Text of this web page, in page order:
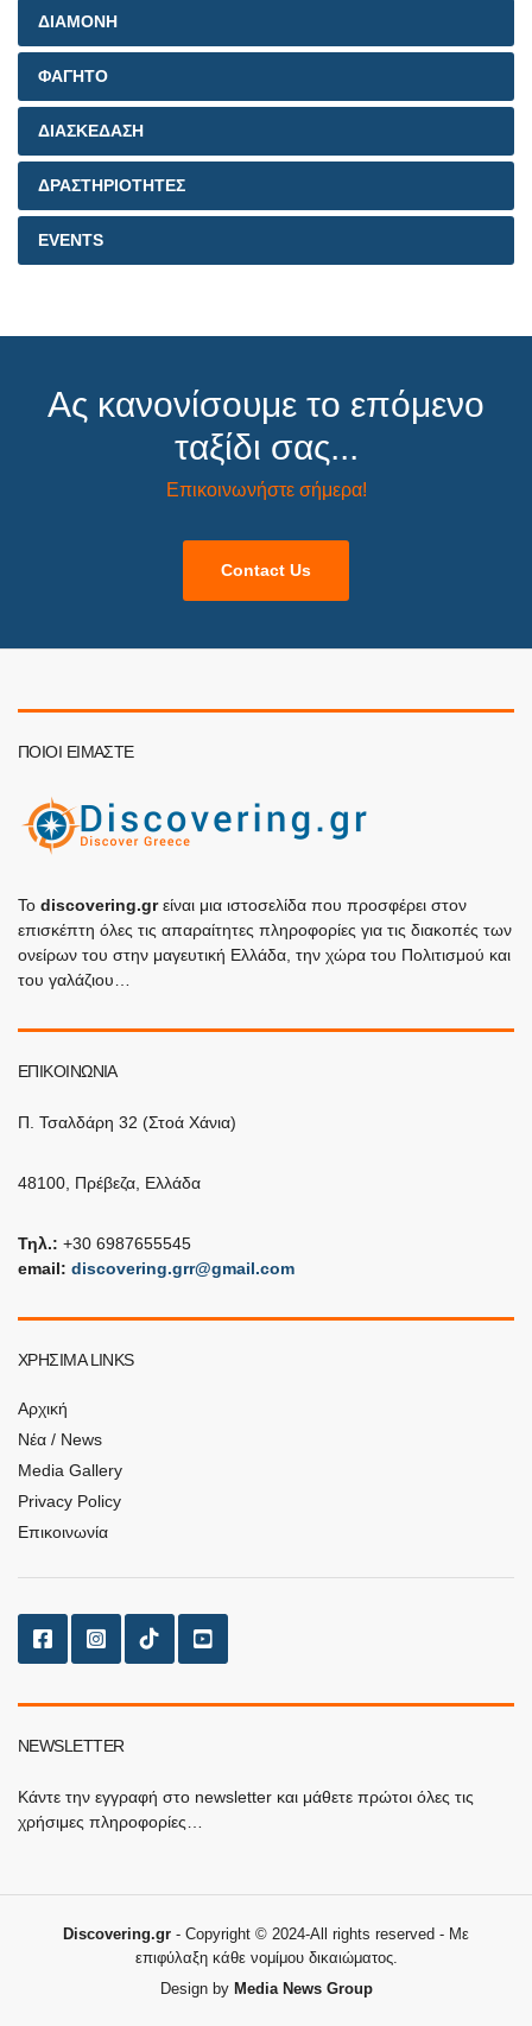
ΔΙΑΜΟΝΗ
ΦΑΓΗΤΟ
ΔΙΑΣΚΕΔΑΣΗ
ΔΡΑΣΤΗΡΙΟΤΗΤΕΣ
EVENTS
Ας κανονίσουμε το επόμενο
ταξίδι σας...
Επικοινωνήστε σήμερα!
Contact Us
ΠΟΙΟΙ ΕΊΜΑΣΤΕ
Το discovering.grείναι μια ιστοσελίδα που προσφέρει στον
επισκέπτη όλες τις απαραίτητες πληροφορίες για τις διακοπές των
ονείρων του στην μαγευτική Ελλάδα, την χώρα του Πολιτισμού και
του γαλάζιου…
ΕΠΙΚΟΙΝΩΝΊΑ
Π. Τσαλδάρη 32 (Στοά Χάνια)
48100, Πρέβεζα, Ελλάδα
Τηλ.: +30 6987655545
email: discovering.grr@gmail.com
ΧΡΉΣΙΜΑ LINKS
Αρχική
Νέα / News
Media Gallery
Privacy Policy
Επικοινωνία
NEWSLETTER
Κάντε την εγγραφή στο newsletter και μάθετε πρώτοι όλες τις
χρήσιμες πληροφορίες…
Discovering.gr - Copyright © 2024-All rights reserved - Με
επιφύλαξη κάθε νομίμου δικαιώματος.
Design by Media News Group